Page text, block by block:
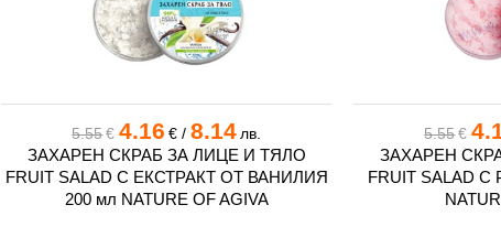
5.55€ 4.16 €/ 8.14 лв.
ЗАХАРЕН СКРАБ ЗА ЛИЦЕ И ТЯЛО
FRUIT SALAD С ЕКСТРАКТ ОТ ВАНИЛИЯ
200 мл NATURE OF AGIVA
5.55€
ЗАХАРЕН
FRUIT SALAD